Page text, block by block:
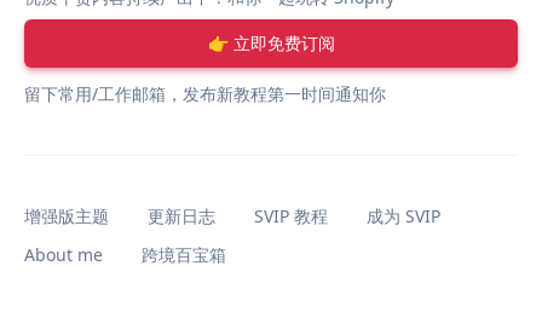
👉 立即免费订阅
留下常用/工作邮箱，发布新教程第一时间通知你
增强版主题 更新日志 SVIP 教程
成为 SVIP
About me
跨境百宝箱